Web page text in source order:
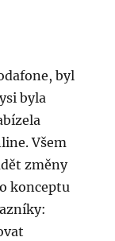
byl
byla
Všem
změny
konceptu